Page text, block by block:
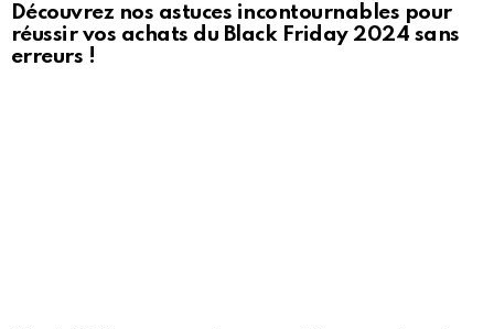
Découvrez nos astuces incontournables pour
réussir vos achats du Black Friday 2024 sans
erreurs !